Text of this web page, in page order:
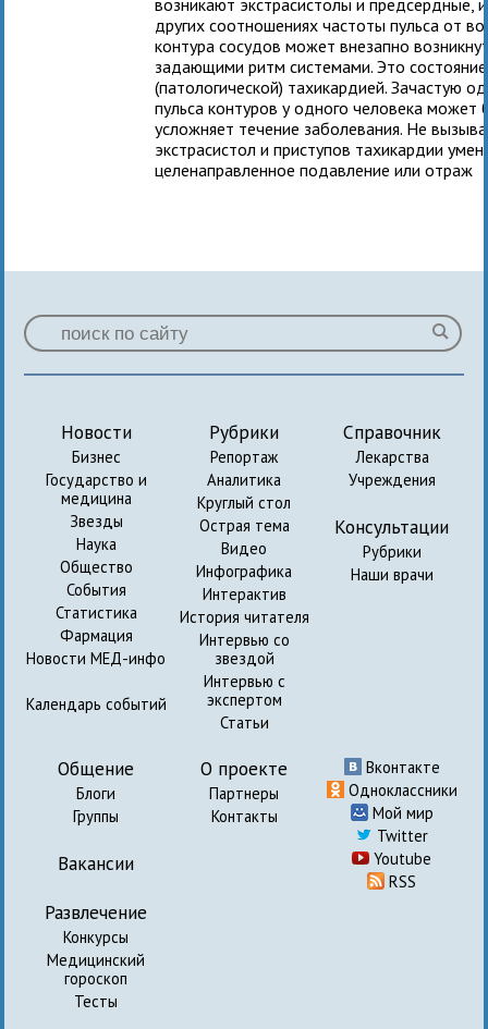
других соотношениях частоты пульса от
контура сосудов может внезапно
задающими ритм системами. Это
(патологической) тахикардией. Зачастую
пульса контуров у одного человека может
усложняет течение заболевания. Не
экстрасистол и приступов тахикардии
целенаправленное подавление или отраж
Новости
Бизнес
Государство и
медицина
Звезды
Наука
Общество
События
Статистика
Фармация
Новости МЕД-инфо
Календарь событий
Рубрики
Репортаж
Аналитика
Круглый стол
Острая тема
Видео
Инфографика
Интерактив
История читателя
Интервью со
звездой
Интервью с
экспертом
Статьи
Справочник
Лекарства
Учреждения
Консультации
Рубрики
Наши врачи
Общение
Блоги
Группы
Вакансии
Развлечение
Конкурсы
Медицинский
гороскоп
Тесты
О проекте
Партнеры
Контакты
Вконтакте
Одноклассники
Мой мир
Twitter
Youtube
RSS